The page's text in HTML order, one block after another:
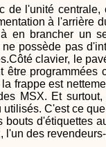
l'unité
à l'arrière
en brancher un
possède pas
clavier, le
frappe est
MSX. Et
C'est ce
d'étiquettes
des